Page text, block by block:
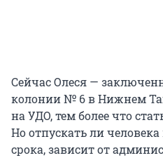
Сейчас Олеся —
колонии № 6 в Нижнем
на УДО, тем более что
Но отпускать ли
срока, зависит от